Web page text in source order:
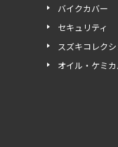
バイクカバー
セキュリティ
スズキコレク
オイル・ケミカ